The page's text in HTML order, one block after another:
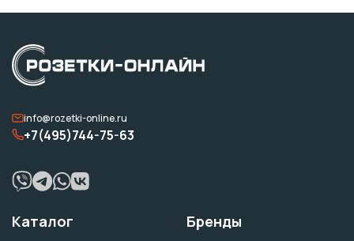
info@rozetki-online.ru
+7(495)744-75-63
Каталог Бренды